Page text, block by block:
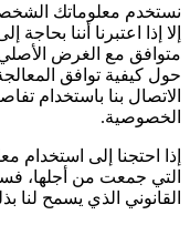
نستخدم معلوماتك
إلا إذا اعتبرنا أننا
متوافق مع الغرض
حول كيفية توافق
الاتصال بنا باستخدام
الخصوصية.
إذا احتجنا إلى استخدام
التي جمعت من
القانوني الذي يسمح لنا